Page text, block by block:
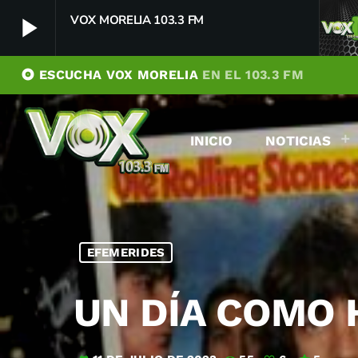
play_arrow VOX MORELIA 103.3 FM
play_arrow VOX MORELIA 103.3 FM
Player Debug
pushFeed = INITIALIZE1786035271203
[object Object]
newFeedReading = REITERATE - 1786035271208
newFeedReading = REITERATE - 1786035271283
album ESCUCHA VOX MORELIA EN EL 103.3 FM
INICIO NOTICIAS
EFEMERIDES
UN DÍA COMO